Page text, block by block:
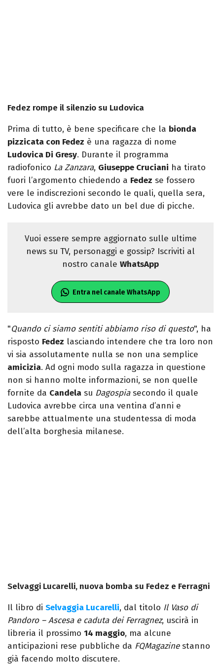
Fedez rompe il silenzio su Ludovica
Prima di tutto, è bene specificare che la bionda
pizzicata con Fedez è una ragazza di nome
Ludovica Di Gresy. Durante il programma
radiofonico La Zanzara, Giuseppe Cruciani ha tirato
fuori l’argomento chiedendo a Fedez se fossero
vere le indiscrezioni secondo le quali, quella sera,
Ludovica gli avrebbe dato un bel due di picche.
Vuoi essere sempre aggiornato sulle ultime
news su TV, personaggi e gossip? Iscriviti al
nostro canale WhatsApp
Entra nel canale WhatsApp
"Quando ci siamo sentiti abbiamo riso di questo", ha
risposto Fedez lasciando intendere che tra loro non
vi sia assolutamente nulla se non una semplice
amicizia. Ad ogni modo sulla ragazza in questione
non si hanno molte informazioni, se non quelle
fornite da Candela su Dagospiasecondo il quale
Ludovica avrebbe circa una ventina d’anni e
sarebbe attualmente una studentessa di moda
dell’alta borghesia milanese.
Selvaggi Lucarelli, nuova bomba su Fedez e Ferragni
Il libro di Selvaggia Lucarelli, dal titolo Il Vaso di
Pandoro – Ascesa e caduta dei Ferragnez, uscirà in
libreria il prossimo 14 maggio, ma alcune
anticipazioni rese pubbliche da FQMagazinestanno
già facendo molto discutere.